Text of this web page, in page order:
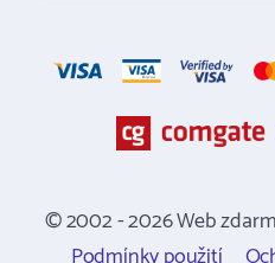
© 2002 - 2026 Web